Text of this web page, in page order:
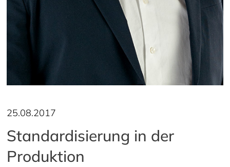
25.08.2017
Standardisierung in der
Produktion